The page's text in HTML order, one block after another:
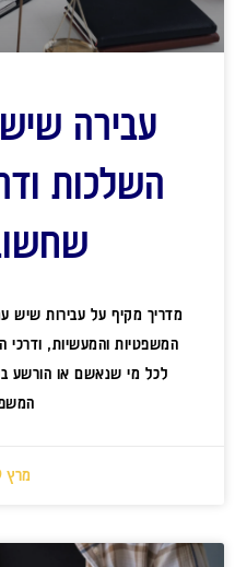
עבירה
השלכות
מדריך מקיף על עבירות שיש
המשפטיות והמעשיות, ודרכי
לכל מי שנאשם או הורשע
מרץ 19, 2025